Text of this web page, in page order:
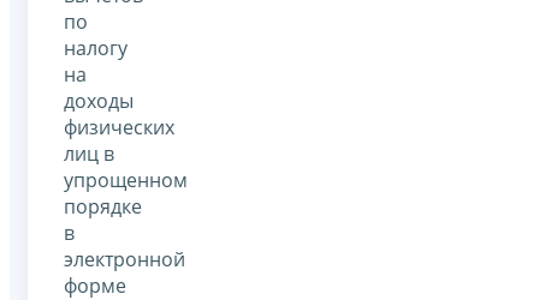
по
налогу
на
доходы
физических
лиц в
упрощенном
порядке
в
электронной
форме